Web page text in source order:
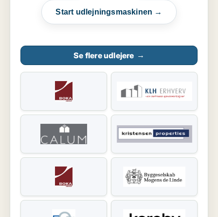
Start udlejningsmaskinen →
Se flere udlejere →